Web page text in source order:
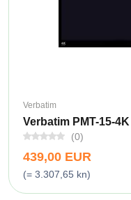
Verbatim
Verbatim PMT-15-
(0)
439,00 EUR
(= 3.307,65 kn)